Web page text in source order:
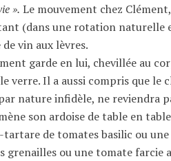
». Le mouvement chez
(dans une rotation
vin aux lèvres.
garde en lui, chevillée au
verre. Il a aussi compris que le
nature infidèle, ne reviendra
son ardoise de table en
de tomates basilic ou
ou une tomate farcie